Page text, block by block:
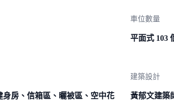
車位數量
平面式 103
房、信箱區、曬被區、空中花
建築設計
黃郁文建築